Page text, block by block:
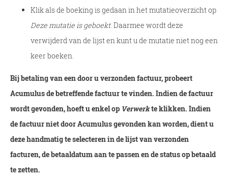
Klik als de boeking is gedaan in het mutatieoverzicht op
Deze mutatie is geboekt. Daarmee wordt deze
verwijderd van de lijst en kunt u de mutatie niet nog een
keer boeken.
Bij betaling van een door u verzonden factuur, probeert
Acumulus de betreffende factuur te vinden. Indien de factuur
wordt gevonden, hoeft u enkel op Verwerkte klikken. Indien
de factuur niet door Acumulus gevonden kan worden, dient u
deze handmatig te selecteren in de lijst van verzonden
facturen, de betaaldatum aan te passen en de status op betaald
te zetten.